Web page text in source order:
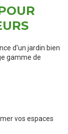
d'un jardin bien
gamme de
vos espaces